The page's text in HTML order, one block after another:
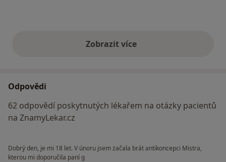
Zobrazit vícevýše uvedené názory
Odpovědi
62 odpovědí poskytnutých lékařem na otázky pacientů
na ZnamyLekar.cz
Dobrý den, je mi 18 let. V únoru jsem začala brát antikoncepci Mistra,
kterou mi doporučila paní g